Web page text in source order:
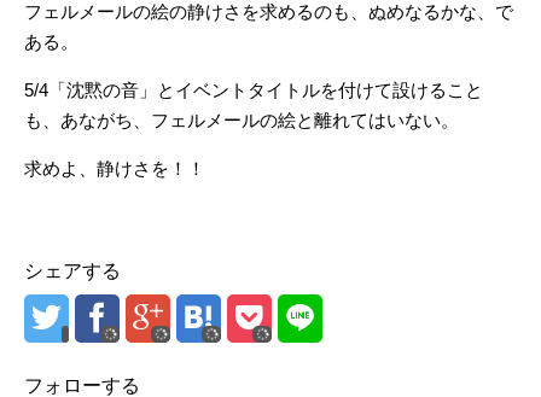
フェルメールの絵の静けさを求めるのも、ぬめなるかな、で
ある。
5/4「沈黙の音」とイベントタイトルを付けて設けること
も、あながち、フェルメールの絵と離れてはいない。
求めよ、静けさを！！
シェアする
フォローする